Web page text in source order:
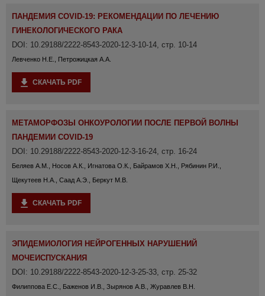
ПАНДЕМИЯ COVID-19: РЕКОМЕНДАЦИИ ПО ЛЕЧЕНИЮ
ГИНЕКОЛОГИЧЕСКОГО РАКА
DOI: 10.29188/2222-8543-2020-12-3-10-14, стр. 10-14
Левченко Н.Е., Петрожицкая А.А.
СКАЧАТЬ PDF
МЕТАМОРФОЗЫ ОНКОУРОЛОГИИ ПОСЛЕ ПЕРВОЙ ВОЛНЫ
ПАНДЕМИИ COVID-19
DOI: 10.29188/2222-8543-2020-12-3-16-24, стр. 16-24
Беляев А.М., Носов А.К., Игнатова О.К., Байрамов Х.Н., Рябинин Р.И.,
Щекутеев Н.А., Саад А.Э., Беркут М.В.
СКАЧАТЬ PDF
ЭПИДЕМИОЛОГИЯ НЕЙРОГЕННЫХ НАРУШЕНИЙ
МОЧЕИСПУСКАНИЯ
DOI: 10.29188/2222-8543-2020-12-3-25-33, стр. 25-32
Филиппова Е.С., Баженов И.В., Зырянов А.В., Журавлев В.Н.